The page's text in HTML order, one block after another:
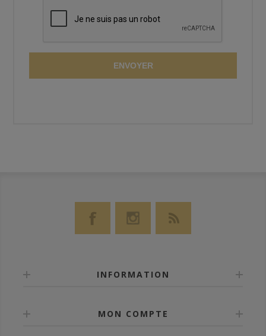
ENVOYER
INFORMATION
MON COMPTE